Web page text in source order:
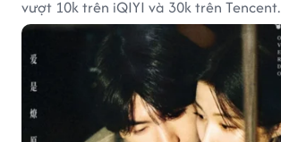
vượt 10k trên iQIYI và 30k trên Tencent.